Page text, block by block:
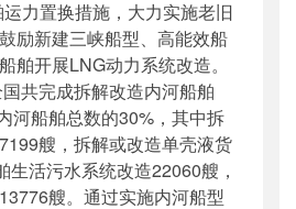
力置换措施，大力实施老旧
励新建三峡船型、高能效船
舶开展LNG动力系统改造。
共完成拆解改造内河船舶
河船舶总数的30%，其中拆
艘，拆解或改造单壳液货
生活污水系统改造22060艘，
艘。通过实施内河船型